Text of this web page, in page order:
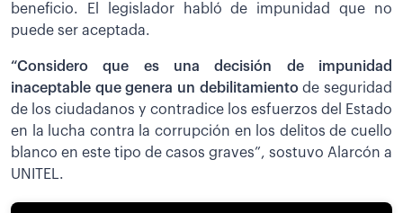
beneficio. El legislador habló de impunidad que no
puede ser aceptada.
“Considero que es una decisión de impunidad
inaceptable que genera un debilitamientode seguridad
de los ciudadanos y contradice los esfuerzos del Estado
en la lucha contra la corrupción en los delitos de cuello
blanco en este tipo de casos graves”, sostuvo Alarcón a
UNITEL.